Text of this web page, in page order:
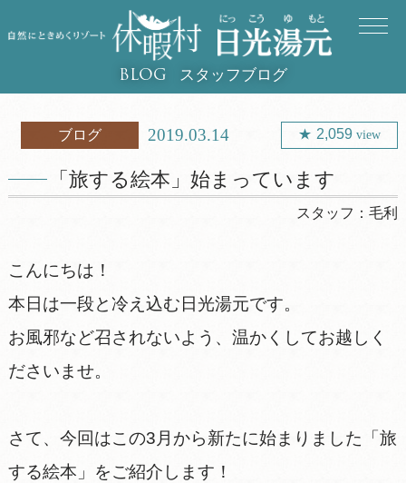
BLOG スタッフブログ
ブログ 2019.03.14 2,059view
「旅する絵本」始まっています
スタッフ：毛利
こんにちは！
本日は一段と冷え込む日光湯元です。
お風邪など召されないよう、温かくしてお越しく
ださいませ。
さて、今回はこの3月から新たに始まりました「旅
する絵本」をご紹介します！